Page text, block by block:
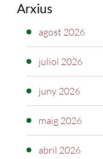
Arxius
agost 2026
juliol 2026
juny 2026
maig 2026
abril 2026